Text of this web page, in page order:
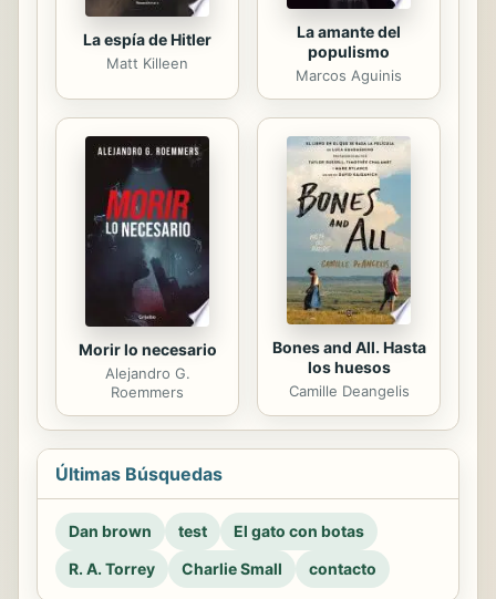
La espía de Hitler
Matt Killeen
La amante del
populismo
Marcos Aguinis
Morir lo necesario
Alejandro G.
Roemmers
Bones and All. Hasta
los huesos
Camille Deangelis
Últimas Búsquedas
Dan brown test
El gato con botas
R. A. Torrey
Charlie Small contacto